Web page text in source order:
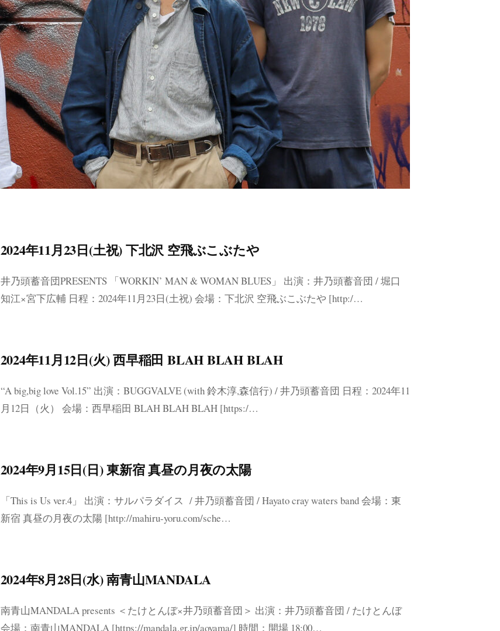
2024年11月23日(土祝) 下北沢 空飛ぶこぶたや
井乃頭蓄音団PRESENTS 「WORKIN’ MAN & WOMAN BLUES」 出演：井乃頭蓄音団 / 堀口
知江×宮下広輔 日程：2024年11月23日(土祝) 会場：下北沢 空飛ぶこぶたや [http:/…
2024年11月12日(火) 西早稲田 BLAH BLAH BLAH
“A big,big love Vol.15” 出演：BUGGVALVE (with 鈴木淳,森信行) / 井乃頭蓄音団 日程：2024年11
月12日（火） 会場：西早稲田 BLAH BLAH BLAH [https:/…
2024年9月15日(日) 東新宿 真昼の月夜の太陽
「This is Us ver.4」 出演：サルパラダイス / 井乃頭蓄音団 / Hayato cray waters band 会場：東
新宿 真昼の月夜の太陽 [http://mahiru-yoru.com/sche…
2024年8月28日(水) 南青山MANDALA
南青山MANDALA presents ＜たけとんぼ×井乃頭蓄音団＞ 出演：井乃頭蓄音団 / たけとんぼ
会場：南青山MANDALA [https://mandala.gr.jp/aoyama/] 時間：開場 18:00…